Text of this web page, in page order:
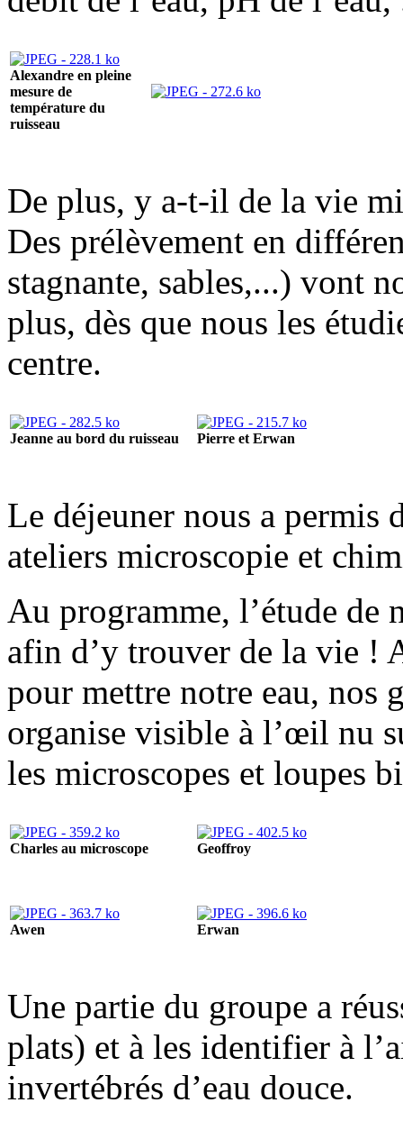
Alexandre en pleine
mesure de
température du
ruisseau
De plus, y a-t-il de la vie
Des prélèvement en
stagnante, sables,...) vont
plus, dès que nous les
centre.
Jeanne au bord du ruisseau Pierre et Erwan
Le déjeuner nous a permis
ateliers microscopie et
Au programme, l’étude de
afin d’y trouver de la vie !
pour mettre notre eau, nos
organise visible à l’œil nu
les microscopes et loupes
Charles au microscope Geoffroy
Awen Erwan
Une partie du groupe a
plats) et à les identifier à
invertébrés d’eau douce.